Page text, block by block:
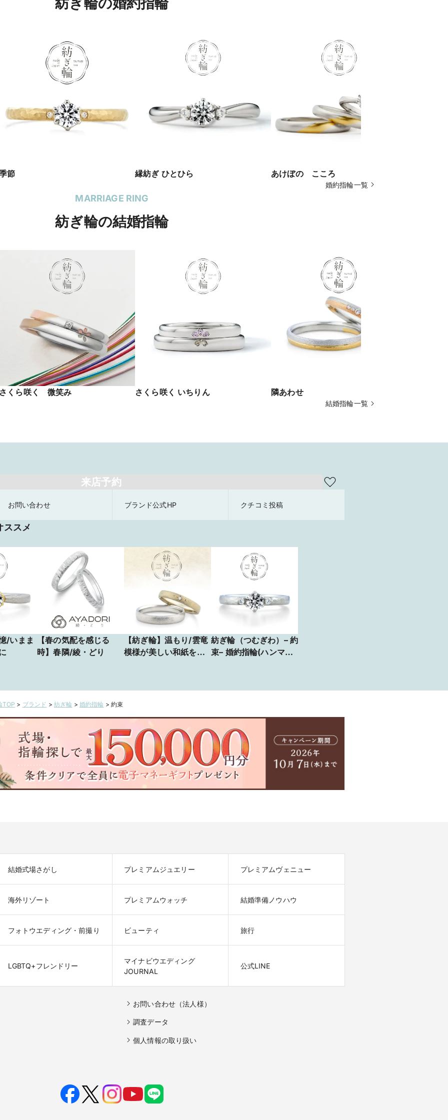
節 縁紡ぎ ひとひら あけぼの こころ
婚約指輪一覧
MARRIAGE RING
紡ぎ輪の結婚指輪
くら咲く 微笑み さくら咲く いちりん 隣あわせ
結婚指輪一覧
来店予約
お問い合わせ ブランド公式HP クチコミ投稿
ススメ
/いまま
【春の気配を感じる
時】春隣/綾・どり
【紡ぎ輪】温もり/雲竜
模様が美しい和紙をイ
紡ぎ輪（つむぎわ）– 約
束– 婚約指輪(ハンマー
目・上野御徒町・名古
児島】
TOP > ブランド > 紡ぎ輪 > 婚約指輪 >約束
結婚式場さがし プレミアムジュエリー プレミアムヴェニュー
海外リゾート プレミアムウォッチ 結婚準備ノウハウ
フォトウエディング・前撮り ビューティ 旅行
LGBTQ+フレンドリー
マイナビウエディング
JOURNAL
公式LINE
お問い合わせ（法人様）
調査データ
個人情報の取り扱い